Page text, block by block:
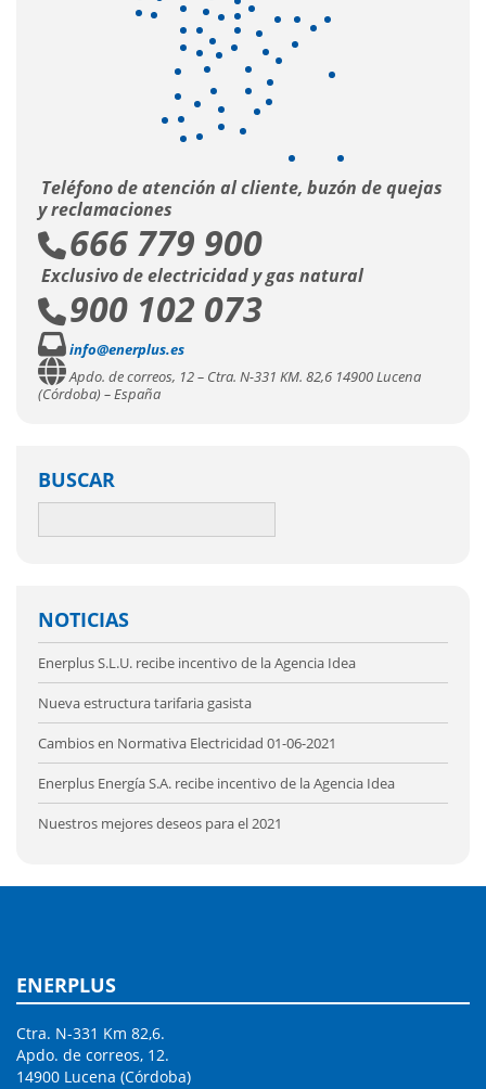
Teléfono de atención al cliente, buzón de quejas
y reclamaciones
666 779 900
Exclusivo de electricidad y gas natural
900 102 073
info@enerplus.es
Apdo. de correos, 12 – Ctra. N-331 KM. 82,6 14900 Lucena
(Córdoba) – España
BUSCAR
NOTICIAS
Enerplus S.L.U. recibe incentivo de la Agencia Idea
Nueva estructura tarifaria gasista
Cambios en Normativa Electricidad 01-06-2021
Enerplus Energía S.A. recibe incentivo de la Agencia Idea
Nuestros mejores deseos para el 2021
ENERPLUS
Ctra. N-331 Km 82,6.
Apdo. de correos, 12.
14900 Lucena (Córdoba)